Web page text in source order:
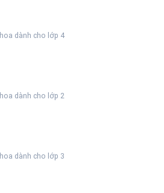
dành cho lớp 4
dành cho lớp 2
dành cho lớp 3